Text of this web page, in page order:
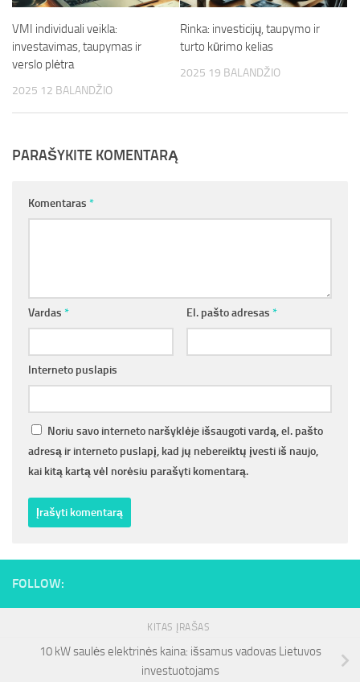
VMI individuali veikla:
investavimas, taupymas ir
verslo plėtra
2025 12 BALANDŽIO
Rinka: investicijų, taupymo ir
turto kūrimo kelias
2025 19 BALANDŽIO
PARAŠYKITE KOMENTARĄ
Komentaras *
Vardas * El. pašto adresas *
Interneto puslapis
Noriu savo interneto naršyklėje išsaugoti vardą, el. pašto
adresą ir interneto puslapį, kad jų nebereiktų įvesti iš naujo,
kai kitą kartą vėl norėsiu parašyti komentarą.
FOLLOW:
KITAS ĮRAŠAS
10 kW saulės elektrinės kaina: išsamus vadovas Lietuvos
investuotojams